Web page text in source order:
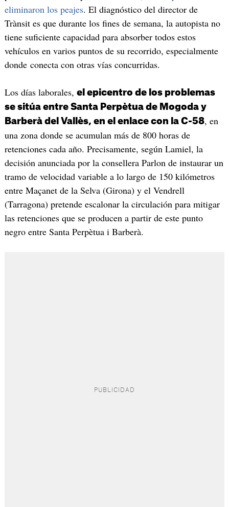
eliminaron los peajes. El diagnóstico del director de
Trànsit es que durante los fines de semana, la autopista no
tiene suficiente capacidad para absorber todos estos
vehículos en varios puntos de su recorrido, especialmente
donde conecta con otras vías concurridas.
Los días laborales, el epicentro de los problemas
se sitúa entre Santa Perpètua de Mogoda y
Barberà del Vallès, en el enlace con la C-58, en
una zona donde se acumulan más de 800 horas de
retenciones cada año. Precisamente, según Lamiel, la
decisión anunciada por la consellera Parlon de instaurar un
tramo de velocidad variable a lo largo de 150 kilómetros
entre Maçanet de la Selva (Girona) y el Vendrell
(Tarragona) pretende escalonar la circulación para mitigar
las retenciones que se producen a partir de este punto
negro entre Santa Perpètua i Barberà.